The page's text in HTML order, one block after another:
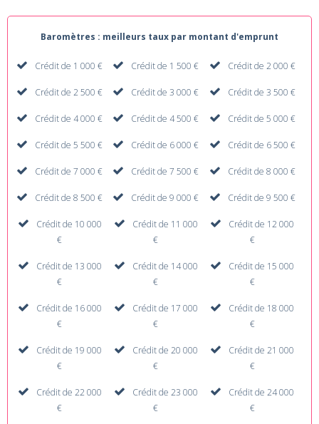
Baromètres : meilleurs taux par montant d'emprunt
Crédit de 1 000 € Crédit de 1 500 € Crédit de 2 000 €
Crédit de 2 500 € Crédit de 3 000 € Crédit de 3 500 €
Crédit de 4 000 € Crédit de 4 500 € Crédit de 5 000 €
Crédit de 5 500 € Crédit de 6 000 € Crédit de 6 500 €
Crédit de 7 000 € Crédit de 7 500 € Crédit de 8 000 €
Crédit de 8 500 € Crédit de 9 000 € Crédit de 9 500 €
Crédit de 10 000
€
Crédit de 11 000
€
Crédit de 12 000
€
Crédit de 13 000
€
Crédit de 14 000
€
Crédit de 15 000
€
Crédit de 16 000
€
Crédit de 17 000
€
Crédit de 18 000
€
Crédit de 19 000
€
Crédit de 20 000
€
Crédit de 21 000
€
Crédit de 22 000
€
Crédit de 23 000
€
Crédit de 24 000
€